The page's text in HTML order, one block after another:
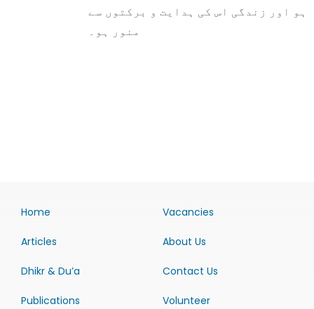
ہو اور زندگی اس کی ہدایت و برکتوں سے
منور ہو۔
Home
Articles
Dhikr & Du’a
Publications
Vacancies
About Us
Contact Us
Volunteer